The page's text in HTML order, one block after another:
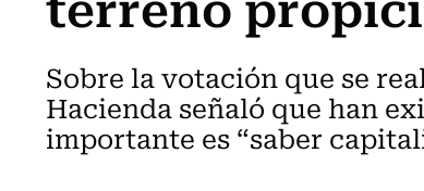
Sobre la votación que se
Hacienda señaló que han
importante es “saber